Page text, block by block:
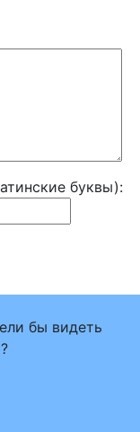
буквы):
бы видеть